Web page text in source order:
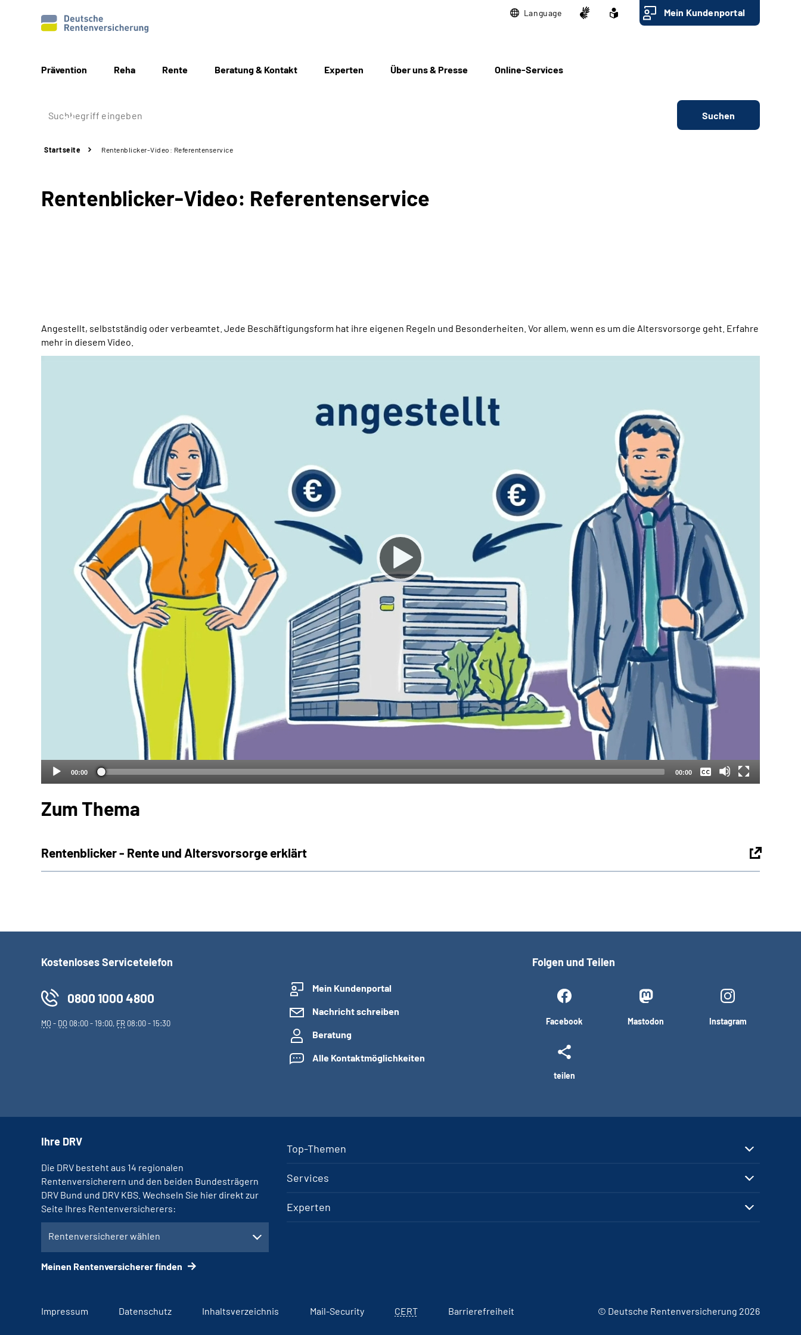
Language Mein Kundenportal
Prävention Reha Rente Beratung & Kontakt Experten Über uns & Presse Online-Services
Suchen
Startseite Rentenblicker-Video: Referentenservice
Rentenblicker-Video: Referentenservice
Angestellt, selbstständig oder verbeamtet. Jede Beschäftigungsform hat ihre eigenen Regeln und Besonderheiten. Vor allem, wenn es um die Altersvorsorge geht. Erfahre
mehr in diesem Video.
00:00 00:00
Keine
Deutsch
Zum Thema
Rentenblicker - Rente und Altersvorsorge erklärt
Kostenloses Servicetelefon
0800 1000 4800
MO- DO 08:00 - 19:00, FR 08:00 - 15:30
Mein Kundenportal
Nachricht schreiben
Beratung
Alle Kontaktmöglichkeiten
Folgen und Teilen
Facebook Mastodon Instagram
teilen
Top-Themen
Services
Experten
Ihre DRV
Die DRV besteht aus 14 regionalen
Rentenversicherern und den beiden Bundesträgern
DRV Bund und DRV KBS. Wechseln Sie hier direkt zur
Seite Ihres Rentenversicherers:
Rentenversicherer wählen
Meinen Rentenversicherer finden
Impressum Datenschutz Inhaltsverzeichnis Mail-Security CERT Barrierefreiheit © Deutsche Rentenversicherung 2026